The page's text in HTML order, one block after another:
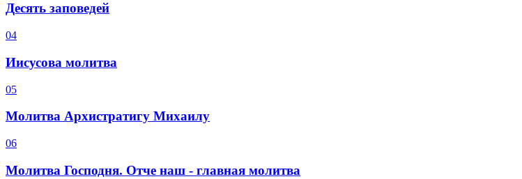
Десять заповедей
04
Иисусова молитва
05
Молитва Архистратигу Михаилу
06
Молитва Господня. Отче наш - главная молитва